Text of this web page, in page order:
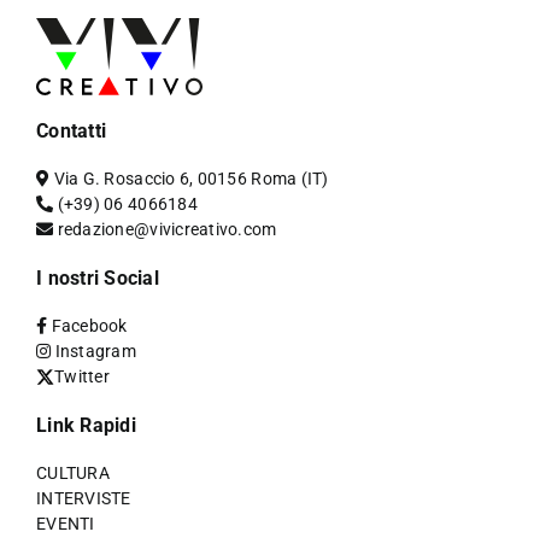
Contatti
Via G. Rosaccio 6, 00156 Roma (IT)
(+39) 06 4066184
redazione@vivicreativo.com
I nostri Social
Facebook
Instagram
Twitter
Link Rapidi
CULTURA
INTERVISTE
EVENTI